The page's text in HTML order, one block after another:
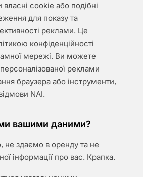
власні cookie або подібні
для показу та
реклами. Це
конфіденційності
мережі. Ви можете
реклами
браузера або інструменти,
NAI.
вашими даними?
здаємо в оренду та не
інформації про вас. Крапка.